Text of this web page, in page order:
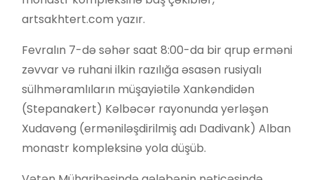
artsakhtert.com yazır.
Fevralın 7-də səhər saat 8:00-da bir qrup erməni
zəvvar və ruhani ilkin razılığa əsasən rusiyalı
sülhməramlıların müşayiətilə Xankəndidən
(Stepanakert) Kəlbəcər rayonunda yerləşən
Xudavəng (erməniləşdirilmiş adı Dadivank) Alban
monastr kompleksinə yola düşüb.